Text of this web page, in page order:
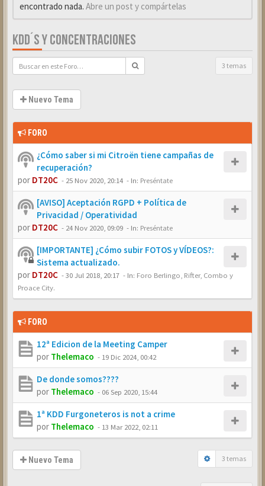
encontrado nada. Abre un post y compártelas
KDD´S Y CONCENTRACIONES
3 temas
Nuevo Tema
FORO
¿Cómo saber si mi Citroën tiene campañas de
recuperación?
por DT20C - 25 Nov 2020, 20:14 - In: Preséntate
[AVISO] Aceptación RGPD + Política de
Privacidad / Operatividad
por DT20C - 24 Nov 2020, 09:09 - In: Preséntate
[IMPORTANTE] ¿Cómo subir FOTOS y VÍDEOS?:
Sistema actualizado.
por DT20C -30 Jul 2018, 20:17 - In: Foro Berlingo, Rifter, Combo y
Proace City.
FORO
12ª Edicion de la Meeting Camper
por Thelemaco - 19 Dic 2024, 00:42
De donde somos????
por Thelemaco - 06 Sep 2020, 15:44
1ª KDD Furgoneteros is not a crime
por Thelemaco - 13 Mar 2022, 02:11
Nuevo Tema 3 temas